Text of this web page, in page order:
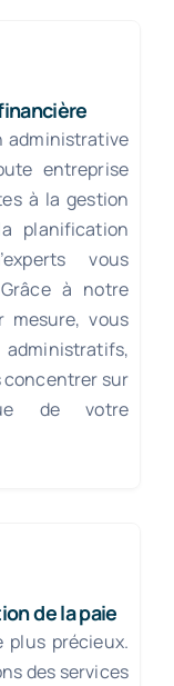
administrative
entreprise
à la gestion
planification
vous
à notre
mesure, vous
administratifs,
concentrer sur
de votre
de la paie
plus précieux.
des services